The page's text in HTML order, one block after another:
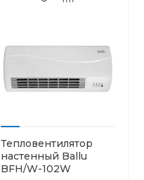
Тепловентилятор
настенный Ballu
BFH/W-102W